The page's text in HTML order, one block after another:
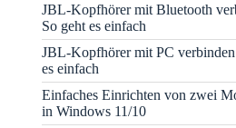
JBL-Kopfhörer mit Bluetooth
So geht es einfach
JBL-Kopfhörer mit PC
es einfach
Einfaches Einrichten von zwei
in Windows 11/10